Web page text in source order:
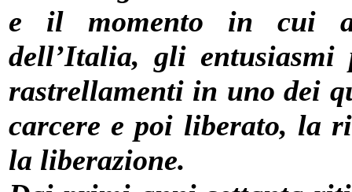
e il momento in cui
dell’Italia, gli
rastrellamenti in uno dei
carcere e poi liberato, la
la liberazione.